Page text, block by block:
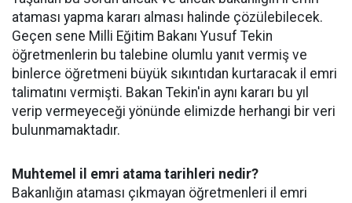
ataması yapma kararı alması halinde çözülebilecek.
Geçen sene Milli Eğitim Bakanı Yusuf Tekin
öğretmenlerin bu talebine olumlu yanıt vermiş ve
binlerce öğretmeni büyük sıkıntıdan kurtaracak il emri
talimatını vermişti. Bakan Tekin'in aynı kararı bu yıl
verip vermeyeceği yönünde elimizde herhangi bir veri
bulunmamaktadır.
Muhtemel il emri atama tarihleri nedir?
Bakanlığın ataması çıkmayan öğretmenleri il emri